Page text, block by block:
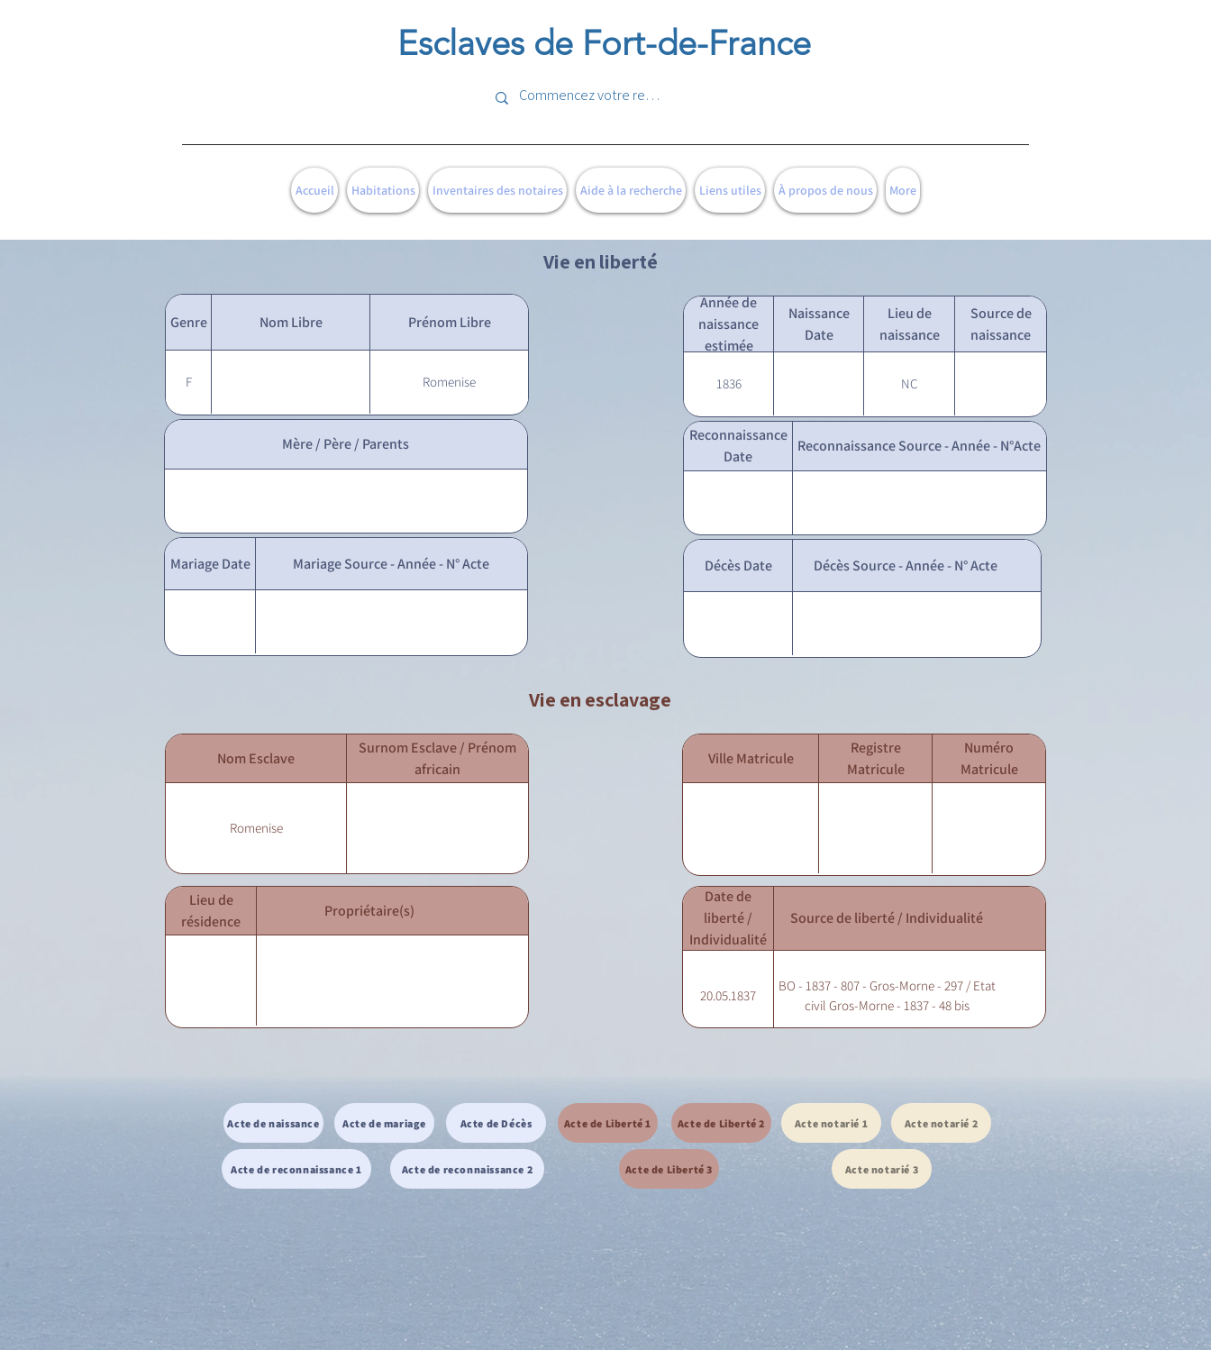
Esclaves de Fort-de-France
Accueil Habitations Inventaires des notaires Aide à la recherche Liens utiles À propos de nous More
Vie en liberté
Genre Nom Libre Prénom Libre
F Romenise
Année de
naissance
estimée
Naissance
Date
Lieu de
naissance
Source de
naissance
1836 NC
Mère / Père / Parents
Mariage Date Mariage Source - Année - N° Acte
Reconnaissance
Date
Reconnaissance Source - Année - N°Acte
Décès Date Décès Source - Année - N° Acte
Vie en esclavage
Nom Esclave
Surnom Esclave / Prénom
africain
Romenise
Ville Matricule
Registre
Matricule
Numéro
Matricule
Lieu de
résidence
Propriétaire(s)
Date de
liberté /
Individualité
Source de liberté / Individualité
20.05.1837
BO - 1837 - 807 - Gros-Morne - 297 / Etat
civil Gros-Morne - 1837 - 48 bis
Acte de naissance Acte de mariage Acte de Décès
Acte de reconnaissance 1 Acte de reconnaissance 2
Acte de Liberté 1 Acte de Liberté 2
Acte de Liberté 3
Acte notarié 1 Acte notarié 2
Acte notarié 3